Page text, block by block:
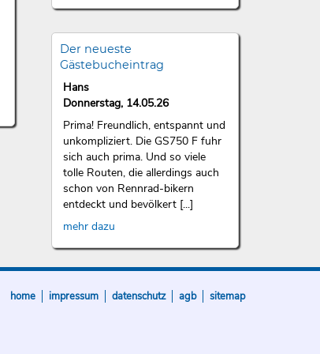
Der neueste
Gästebucheintrag
Hans
Donnerstag, 14.05.26
Prima! Freundlich, entspannt und
unkompliziert. Die GS750 F fuhr
sich auch prima. Und so viele
tolle Routen, die allerdings auch
schon von Rennrad-bikern
entdeckt und bevölkert [...]
mehr dazu
home impressum datenschutz agb sitemap